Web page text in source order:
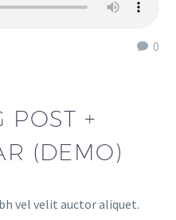
0
POST +
(DEMO)
vel velit auctor aliquet.